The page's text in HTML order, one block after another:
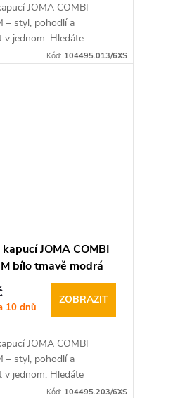
JOMA COMBI
– styl, pohodlí a
v jednom. Hledáte
mikinu, která skvěle
Kód: 104495.013/6XS
JOMA COMBI
bílo tmavě modrá
10 dnů
ZOBRAZIT
JOMA COMBI
– styl, pohodlí a
v jednom. Hledáte
mikinu, která skvěle
Kód: 104495.203/6XS